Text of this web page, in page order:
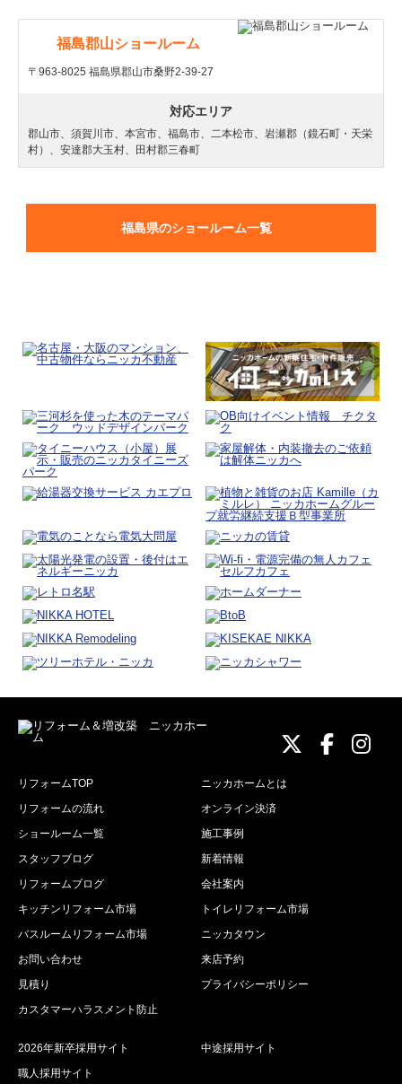
福島郡山ショールーム
〒963-8025 福島県郡山市桑野2-39-27
対応エリア
郡山市、須賀川市、本宮市、福島市、二本松市、岩瀬郡（鏡石町・天栄
村）、安達郡大玉村、田村郡三春町
福島県のショールーム一覧
ニッカ
ニッニ
リフォームTOP
ニッカホームとは
リフォームの流れ
オンライン決済
ショールーム一覧
施工事例
スタッフブログ
新着情報
リフォームブログ
会社案内
キッチンリフォーム市場
トイレリフォーム市場
バスルームリフォーム市場
ニッカタウン
お問い合わせ
来店予約
見積り
プライバシーポリシー
カスタマーハラスメント防止
2026年新卒採用サイト
中途採用サイト
職人採用サイト